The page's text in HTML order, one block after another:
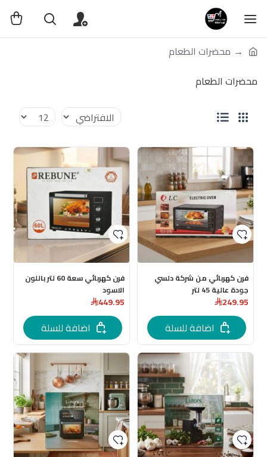
محضرات الطعام
محضرات الطعام
فرن كهربائي من شركة دلسي
جودة عالية 45 لتر
249.95
اضافة للسلة
فرن كهربائي سعة 60 لتر باللون
الاسود
449.95
اضافة للسلة